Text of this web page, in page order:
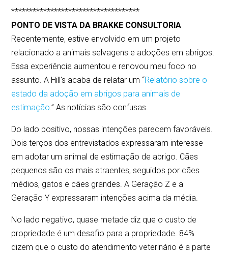
************************************
PONTO DE VISTA DA BRAKKE CONSULTORIA
Recentemente, estive envolvido em um projeto
relacionado a animais selvagens e adoções em abrigos.
Essa experiência aumentou e renovou meu foco no
assunto. A Hill's acaba de relatar um “Relatório sobre o
estado da adoção em abrigos para animais de
estimação.” As notícias são confusas.
Do lado positivo, nossas intenções parecem favoráveis.
Dois terços dos entrevistados expressaram interesse
em adotar um animal de estimação de abrigo. Cães
pequenos são os mais atraentes, seguidos por cães
médios, gatos e cães grandes. A Geração Z e a
Geração Y expressaram intenções acima da média.
No lado negativo, quase metade diz que o custo de
propriedade é um desafio para a propriedade. 84%
dizem que o custo do atendimento veterinário é a parte